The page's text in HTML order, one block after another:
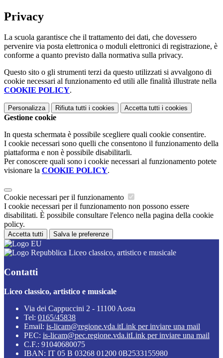
Privacy
La scuola garantisce che il trattamento dei dati, che dovessero
pervenire via posta elettronica o moduli elettronici di registrazione, è
conforme a quanto previsto dalla normativa sulla privacy.
Questo sito o gli strumenti terzi da questo utilizzati si avvalgono di
cookie necessari al funzionamento ed utili alle finalità illustrate nella
COOKIE POLICY.
Personalizza Rifiuta tutti i cookies Accetta tutti i cookies
Gestione cookie
In questa schermata è possibile scegliere quali cookie consentire.
I cookie necessari sono quelli che consentono il funzionamento della
piattaforma e non è possibile disabilitarli.
Per conoscere quali sono i cookie necessari al funzionamento potete
visionare la COOKIE POLICY.
Cookie necessari per il funzionamento
I cookie necessari per il funzionamento non possono essere
disabilitati. È possibile consultare l'elenco nella pagina della cookie
policy.
Accetta tutti Salva le preferenze
Liceo classico, artistico e musicale
Contatti
Liceo classico, artistico e musicale
Via dei Cappuccini 2 - 11100 Aosta
Tel: 0165/45838
Email: is-licam@regione.vda.itLink per inviare una mail
PEC: is-licam@pec.regione.vda.itLink per inviare una mail
C.F.: 91040680075
IBAN: IT 05 B 03268 01200 0B2533155980